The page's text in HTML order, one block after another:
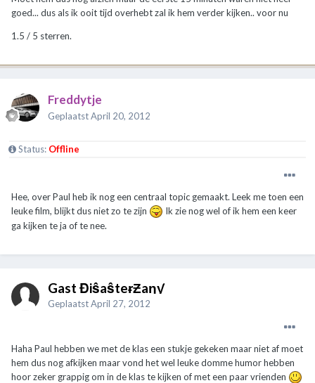
goed... dus als ik ooit tijd overhebt zal ik hem verder kijken.. voor nu
1.5 / 5 sterren.
Freddytje
GeplaatstApril 20, 2012
Status: Offline
Hee, over Paul heb ik nog een centraal topic gemaakt. Leek me toen een
leuke film, blijkt dus niet zo te zijn
Ik zie nog wel of ik hem een keer
ga kijken te ja of te nee.
Gast ĐiŝaŝteɍƵaƞƴ
GeplaatstApril 27, 2012
Haha Paul hebben we met de klas een stukje gekeken maar niet af moet
hem dus nog afkijken maar vond het wel leuke domme humor hebben
hoor zeker grappig om in de klas te kijken of met een paar vrienden